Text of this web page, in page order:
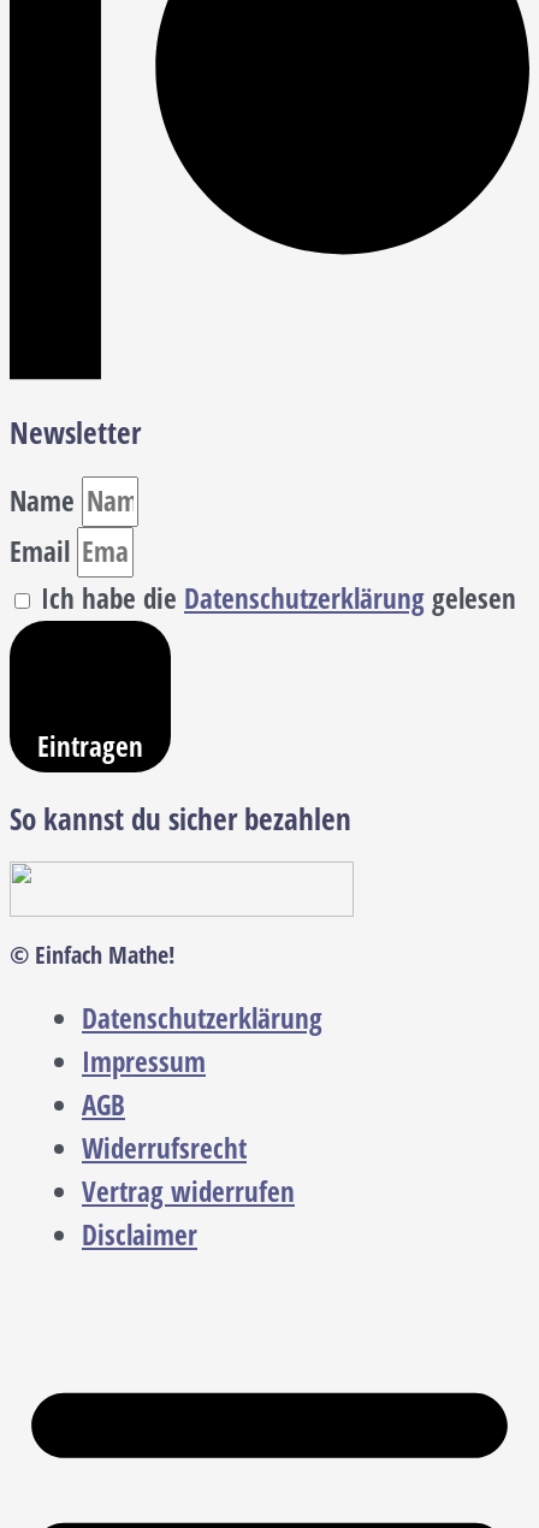
Newsletter
Name
Email
Ich habe die Datenschutzerklärunggelesen
Eintragen
So kannst du sicher bezahlen
© Einfach Mathe!
Datenschutzerklärung
Impressum
AGB
Widerrufsrecht
Vertrag widerrufen
Disclaimer